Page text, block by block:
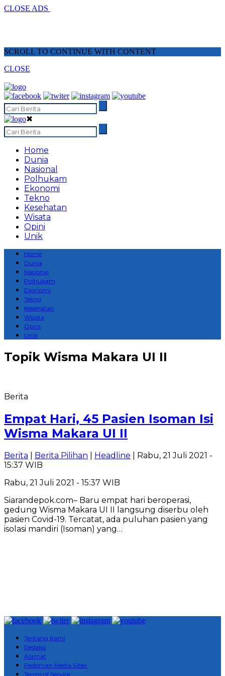
CLOSE ADS
SCROLL TO CONTINUE WITH CONTENT
CLOSE
✖
Home
Dunia
Nasional
Polhukam
Ekonomi
Tekno
Kesehatan
Wisata
Opini
Unik
Home
Dunia
Nasional
Polhukam
Ekonomi
Tekno
Kesehatan
Wisata
Opini
Unik
Topik Wisma Makara UI II
Berita
Empat Hari, 45 Pasien Isoman Isi
Wisma Makara UI II
Berita Berita Pilihan Headline | Rabu, 21 Juli 2021 -
15:37 WIB
Rabu, 21 Juli 2021 - 15:37 WIB
Siarandepok.com– Baru empat hari beroperasi,
gedung Wisma Makara UI II langsung diserbu oleh
pasien Covid-19. Tercatat, ada puluhan pasien yang
isolasi mandiri (Isoman) yang…
Tentang Kami
Redaksi
Alamat
Pedoman Media Siber
Terms of Service